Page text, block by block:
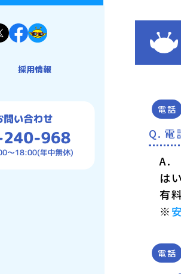
採用情報
電話
電
は
有
※
電話